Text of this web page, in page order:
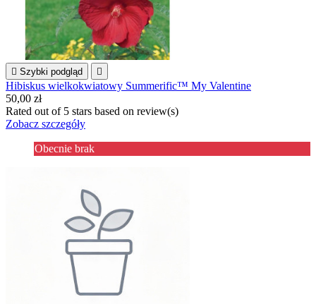
 Szybki podgląd 
Hibiskus wielkokwiatowy Summerific™ My Valentine
50,00 zł
Rated out of 5 stars based on review(s)
Zobacz szczegóły
Obecnie brak